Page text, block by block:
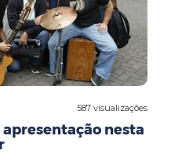
587 visualizações
nesta